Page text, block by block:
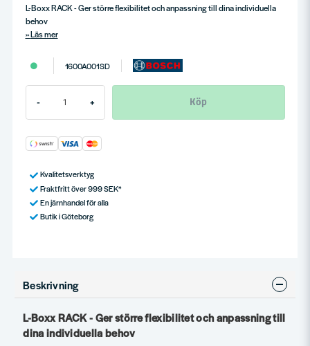
L-Boxx RACK - Ger större flexibilitet och anpassning till dina individuella
behov
Läs mer
1600A001SD
- + Köp
Kvalitetsverktyg
Fraktfritt över 999 SEK*
En järnhandel för alla
Butik i Göteborg
Beskrivning
L-Boxx RACK - Ger större flexibilitet och anpassning till
dina individuella behov